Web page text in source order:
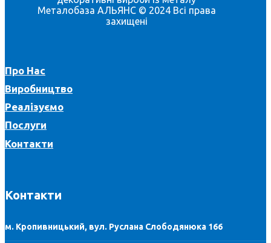
Металобаза АЛЬЯНС © 2024 Всі права
захищені
Про Нас
Виробництво
Реалізуємо
Послуги
Контакти
Контакти
м. Кропивницький, вул. Руслана Слободянюка 166